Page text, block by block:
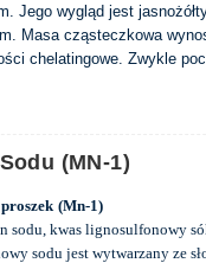
Jego wygląd jest
Masa cząsteczkowa
chelatingowe. Zwykle
Jest rozpuszczalny w
(MN-1)
(Mn-1)
sodu, kwas lignosulfonowy
sodu jest wytwarzany ze